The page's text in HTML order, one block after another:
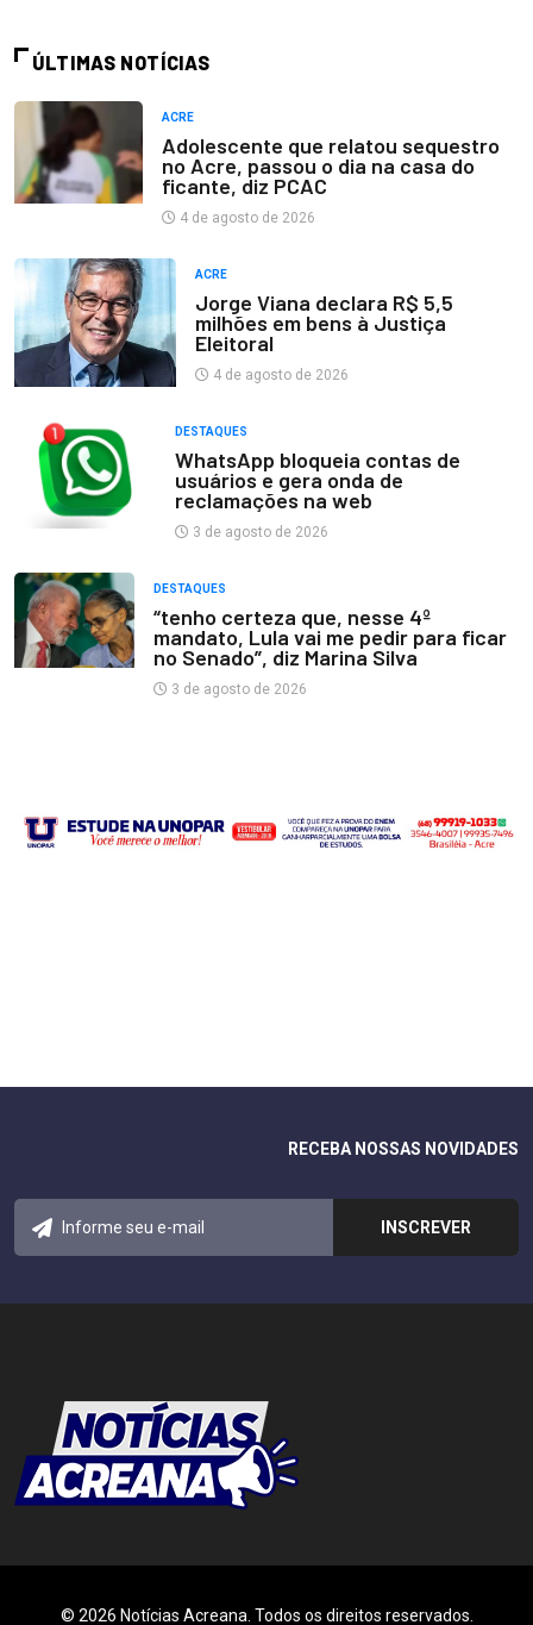
ÚLTIMAS NOTÍCIAS
ACRE
Adolescente que relatou sequestro
no Acre, passou o dia na casa do
ficante, diz PCAC
4 de agosto de 2026
ACRE
Jorge Viana declara R$ 5,5
milhões em bens à Justiça
Eleitoral
4 de agosto de 2026
DESTAQUES
WhatsApp bloqueia contas de
usuários e gera onda de
reclamações na web
3 de agosto de 2026
DESTAQUES
“tenho certeza que, nesse 4º
mandato, Lula vai me pedir para ficar
no Senado”, diz Marina Silva
3 de agosto de 2026
RECEBA NOSSAS NOVIDADES
© 2026 Notícias Acreana. Todos os direitos reservados.